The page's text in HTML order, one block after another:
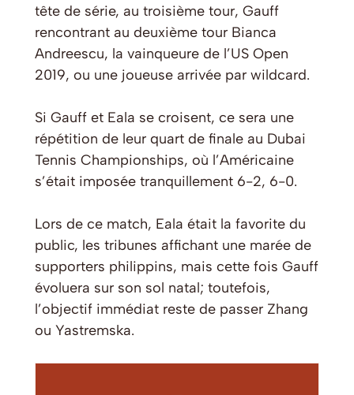
tête de série, au troisième tour, Gauff
rencontrant au deuxième tour Bianca
Andreescu, la vainqueure de l’US Open
2019, ou une joueuse arrivée par wildcard.
Si Gauff et Eala se croisent, ce sera une
répétition de leur quart de finale au Dubai
Tennis Championships, où l’Américaine
s’était imposée tranquillement 6-2, 6-0.
Lors de ce match, Eala était la favorite du
public, les tribunes affichant une marée de
supporters philippins, mais cette fois Gauff
évoluera sur son sol natal; toutefois,
l’objectif immédiat reste de passer Zhang
ou Yastremska.